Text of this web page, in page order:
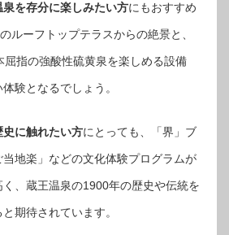
を存分に楽しみたい方にもおすすめ
ルーフトップテラスからの絶景と、
屈指の強酸性硫黄泉を楽しめる設備
験となるでしょう。
に触れたい方にとっても、「界」ブ
地楽」などの文化体験プログラムが
、蔵王温泉の1900年の歴史や伝統を
期待されています。